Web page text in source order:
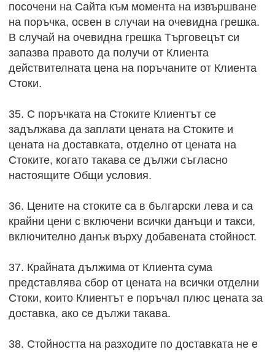
посочени на Сайта към момента на извършване
на поръчка, освен в случаи на очевидна грешка.
В случай на очевидна грешка Търговецът си
запазва правото да получи от Клиента
действителната цена на поръчаните от Клиента
Стоки.
35. С поръчката на Стоките Клиентът се
задължава да заплати цената на Стоките и
цената на доставката, отделно от цената на
Стоките, когато такава се дължи съгласно
настоящите Общи условия.
36. Цените на стоките са в български лева и са
крайни цени с включени всички данъци и такси,
включително данък върху добавената стойност.
37. Крайната дължима от Клиента сума
представлява сбор от цената на всички отделни
Стоки, които Клиентът е поръчал плюс цената за
доставка, ако се дължи такава.
38. Стойността на разходите по доставката не е